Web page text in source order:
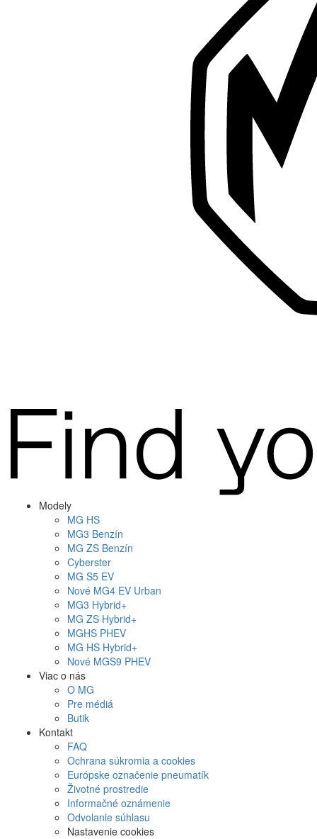
Modely
MG HS
MG3 Benzín
MG ZS Benzín
Cyberster
MG S5 EV
Nové MG4 EV Urban
MG3 Hybrid+
MG ZS Hybrid+
MGHS PHEV
MG HS Hybrid+
Nové MGS9 PHEV
Viac o nás
O MG
Pre médiá
Butik
Kontakt
FAQ
Ochrana súkromia a cookies
Európske označenie pneumatík
Životné prostredie
Informačné oznámenie
Odvolanie súhlasu
Nastavenie cookies